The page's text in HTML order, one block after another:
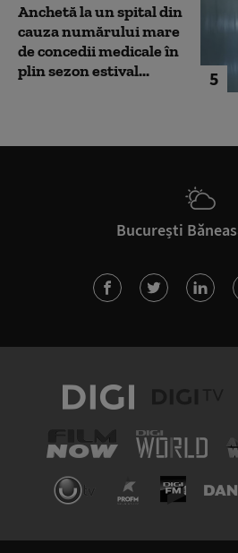
5
Anchetă la un spital din
cauza numărului mare
de concedii medicale în
plin sezon estival...
București